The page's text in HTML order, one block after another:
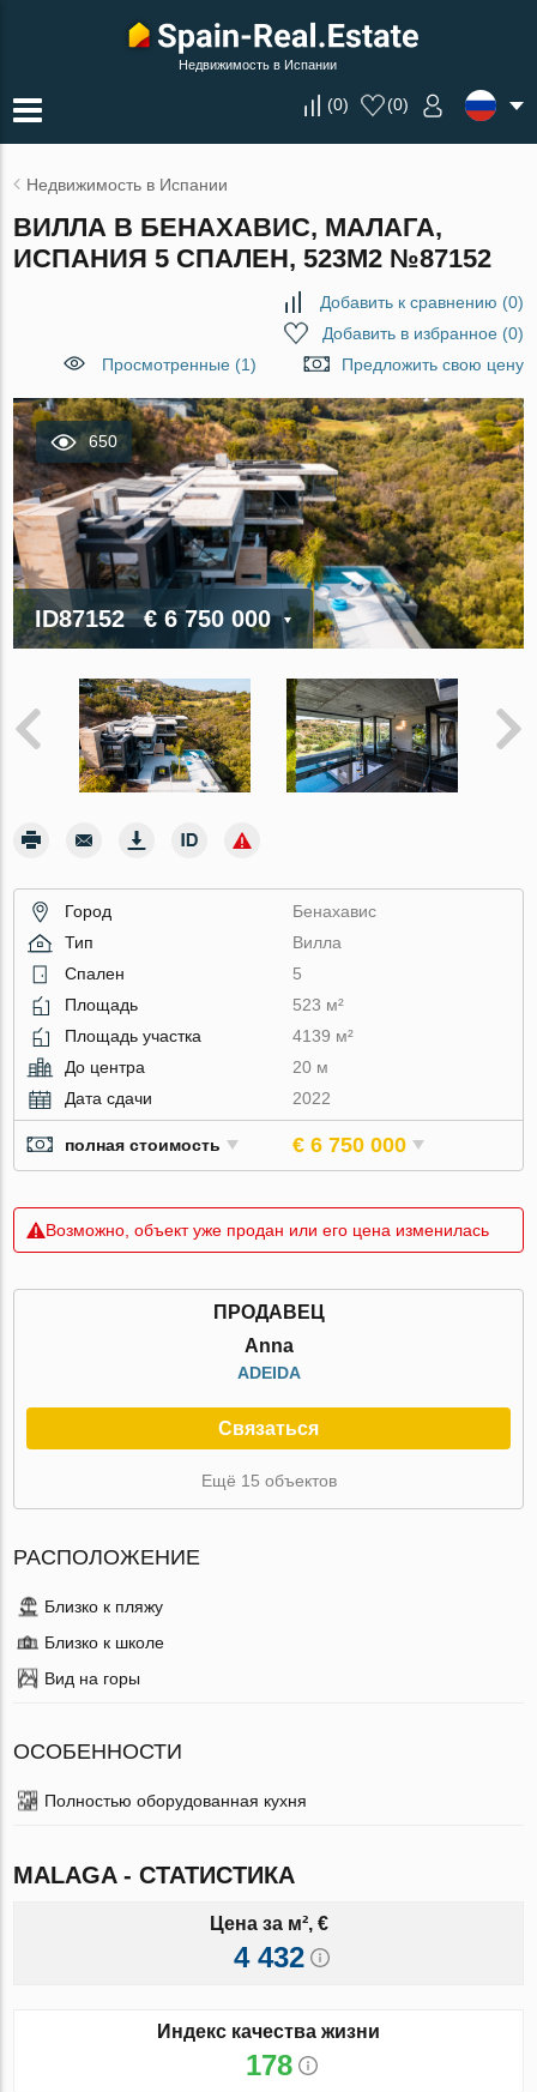
Недвижимость в Испании
(0) (0)
Недвижимость в Испании
ВИЛЛА В БЕНАХАВИС, МАЛАГА,
ИСПАНИЯ 5 СПАЛЕН, 523М2 №87152
Добавить к сравнению (0)
Добавить в избранное(0)
Просмотренные (1)
Предложить свою цену
650
ID87152 € 6 750 000
Город
Бенахавис
Тип
Вилла
Спален
5
Площадь
523 м²
Площадь участка
4139 м²
До центра
20 м
Дата сдачи
2022
полная стоимость € 6 750 000
Возможно, объект уже продан или его цена изменилась
ПРОДАВЕЦ
Anna
ADEIDA
Связаться
Ещё 15 объектов
РАСПОЛОЖЕНИЕ
Близко к пляжу
Близко к школе
Вид на горы
ОСОБЕННОСТИ
Полностью оборудованная кухня
MALAGA - СТАТИСТИКА
Цена за м², €
4 432
Индекс качества жизни
178